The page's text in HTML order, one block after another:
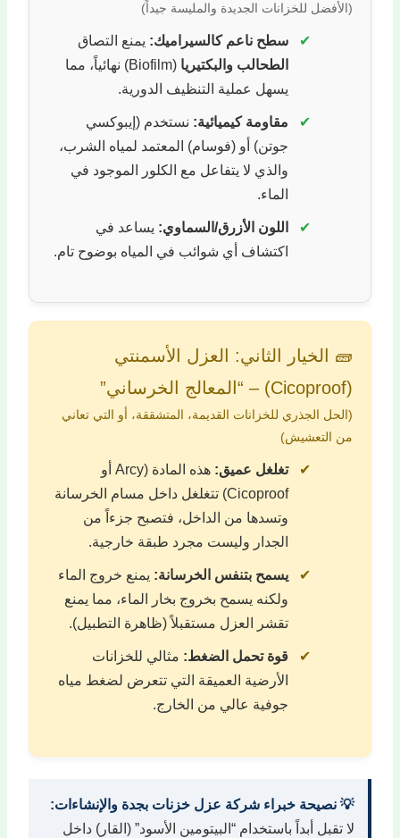
(الأفضل للخزانات الجديدة والمليسة جيداً)
✔ سطح ناعم كالسيراميك: يمنع التصاق
الطحالب والبكتيريا
(Biofilm) نهائياً، مما
يسهل عملية التنظيف الدورية.
✔ مقاومة كيميائية: نستخدم (إيبوكسي
جوتن) أو (فوسام) المعتمد لمياه الشرب،
والذي لا يتفاعل مع الكلور الموجود في
الماء.
✔ اللون الأزرق/السماوي: يساعد في
اكتشاف أي شوائب في المياه بوضوح تام.
🧱 الخيار الثاني: العزل الأسمنتي
(Cicoproof) – “المعالج الخرساني”
(الحل الجذري للخزانات القديمة، المتشققة، أو التي تعاني
من التعشيش)
✔ تغلغل عميق:
هذه المادة (Arcy أو
Cicoproof) تتغلغل داخل مسام الخرسانة
وتسدها من الداخل، فتصبح جزءاً من
الجدار وليست مجرد طبقة خارجية.
✔ يسمح بتنفس الخرسانة: يمنع خروج الماء
ولكنه يسمح بخروج بخار الماء، مما يمنع
تقشر العزل مستقبلاً (ظاهرة التطبيل).
✔ قوة تحمل الضغط: مثالي للخزانات
الأرضية العميقة التي تتعرض لضغط مياه
جوفية عالي من الخارج.
💡 نصيحة خبراء شركة عزل خزنات بجدة والإنشاءات:
لا تقبل أبداً باستخدام “البيتومين الأسود” (القار) داخل